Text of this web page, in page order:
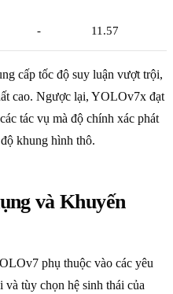
- 11.57
cấp tốc độ suy luận vượt trội,
cao. Ngược lại, YOLOv7x đạt
tác vụ mà độ chính xác phát
khung hình thô.
và Khuyến
phụ thuộc vào các yêu
và tùy chọn hệ sinh thái của